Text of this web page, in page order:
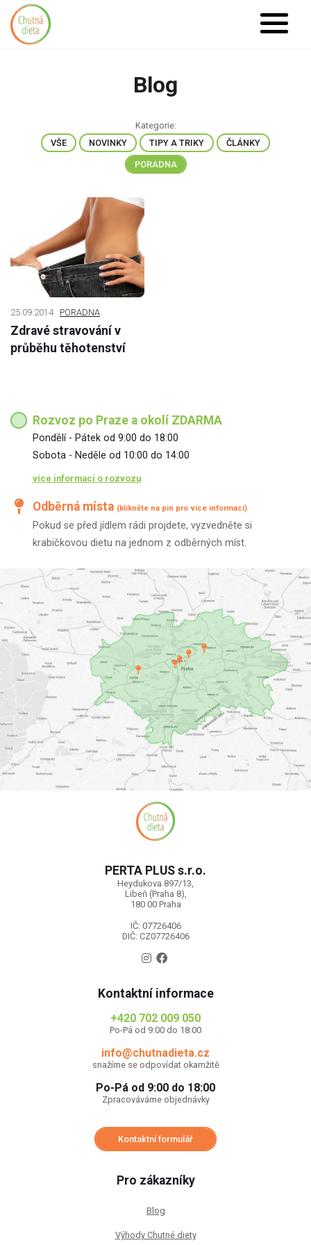
Blog
Kategorie:
VŠE
NOVINKY TIPY A TRIKY ČLÁNKY
PORADNA
25.09.2014 PORADNA
Zdravé stravování v
průběhu těhotenství
Rozvoz po Praze a okolí ZDARMA
Pondělí - Pátek od 9:00 do 18:00
Sobota - Neděle od 10:00 do 14:00
více informací o rozvozu
Odběrná místa (klikněte na pin pro více informací)
Pokud se před jídlem rádi projdete, vyzvedněte si
krabičkovou dietu na jednom z odběrných míst.
PERTA PLUS s.r.o.
Heydukova 897/13,
Libeň (Praha 8),
180 00 Praha
IČ: 07726406
DIČ: CZ07726406
Kontaktní informace
+420 702 009 050
Po-Pá od 9:00 do 18:00
info@chutnadieta.cz
snažíme se odpovídat okamžitě
Po-Pá od 9:00 do 18:00
Zpracováváme objednávky
Kontaktní formulář
Pro zákazníky
Blog
Výhody Chutné diety